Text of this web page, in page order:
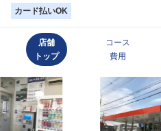
カード払いOK
店舗
トップ
コース
費用